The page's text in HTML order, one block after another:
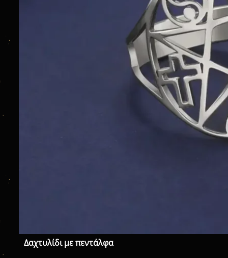
Δαχτυλίδι με πεντάλφα